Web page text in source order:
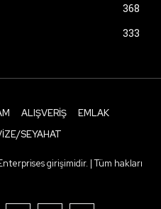
368
333
ALIŞVERIŞ
EMLAK
SEYAHAT
girişimidir. | Tüm hakları